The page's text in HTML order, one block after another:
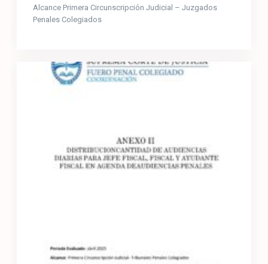
Alcance Primera Circunscripción Judicial – Juzgados
Penales Colegiados